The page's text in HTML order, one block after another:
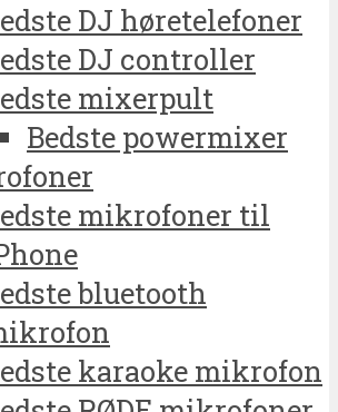
DJ høretelefoner
DJ controller
mixerpult
Bedste powermixer
mikrofoner til
bluetooth
karaoke mikrofon